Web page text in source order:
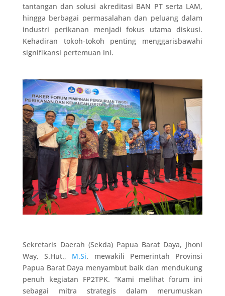
tantangan dan solusi akreditasi BAN PT serta LAM,
hingga berbagai permasalahan dan peluang dalam
industri perikanan menjadi fokus utama diskusi.
Kehadiran tokoh-tokoh penting menggarisbawahi
signifikansi pertemuan ini.
Sekretaris Daerah (Sekda) Papua Barat Daya, Jhoni
Way, S.Hut., M.Si. mewakili Pemerintah Provinsi
Papua Barat Daya menyambut baik dan mendukung
penuh kegiatan FP2TPK. “Kami melihat forum ini
sebagai mitra strategis dalam merumuskan